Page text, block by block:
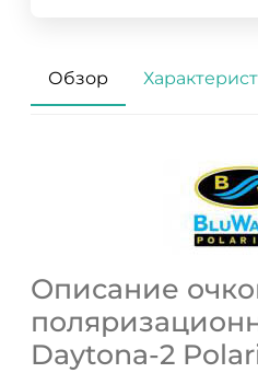
Обзор
Описание
Daytona-2